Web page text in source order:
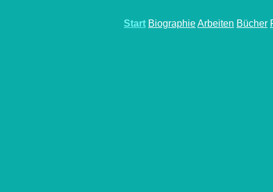
Start BiographieArbeiten Bücher